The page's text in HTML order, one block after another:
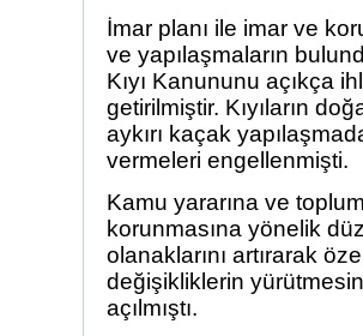
İmar planı ile imar ve
ve yapılaşmaların
Kıyı Kanununu açıkça
getirilmiştir. Kıyıların
aykırı kaçak
vermeleri engellenmişti.
Kamu yararına ve
korunmasına yönelik
olanaklarını artırarak
değişikliklerin
açılmıştı.